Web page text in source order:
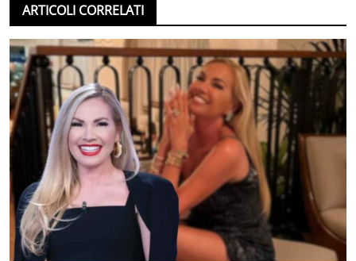
ARTICOLI CORRELATI